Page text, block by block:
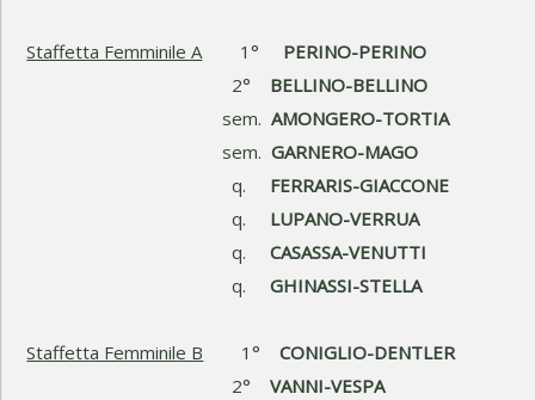
Staffetta Femminile A1° PERINO-PERINO
2° BELLINO-BELLINO
sem.AMONGERO-TORTIA
sem.GARNERO-MAGO
q.
FERRARIS-GIACCONE
q. LUPANO-VERRUA
q.CASASSA-VENUTTI
q.GHINASSI-STELLA
Staffetta Femminile B 1°CONIGLIO-DENTLER
2°VANNI-VESPA